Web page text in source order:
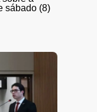
sábado (8)